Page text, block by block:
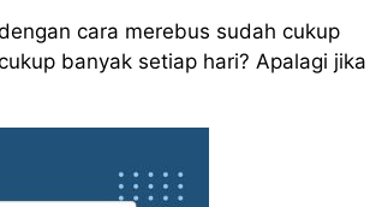
cara merebus sudah cukup
banyak setiap hari? Apalagi jika